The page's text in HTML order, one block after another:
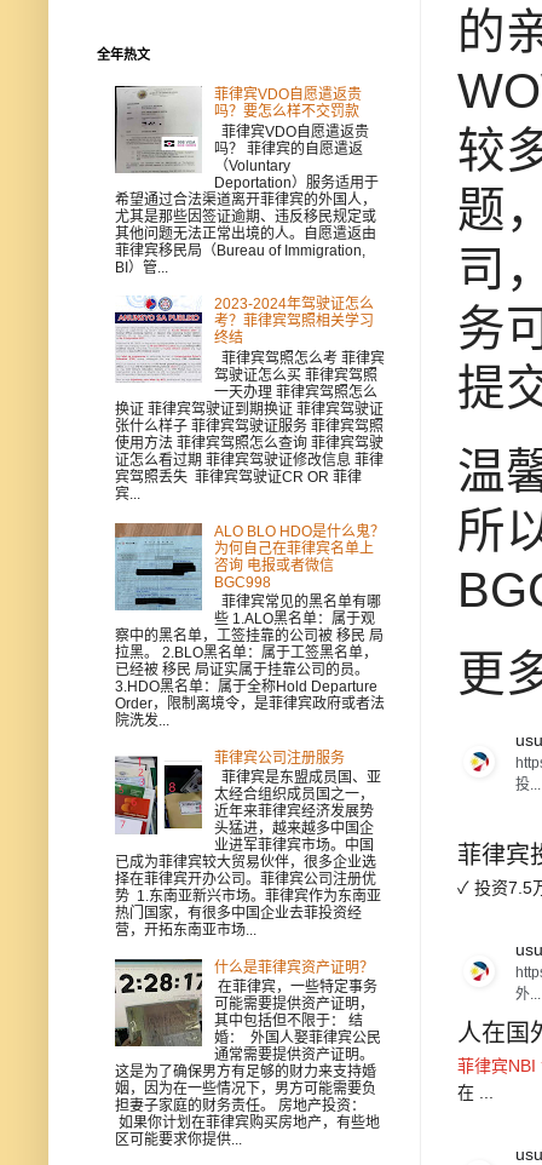
的
较
题
司
务
提
温
所
更
菲律宾
投...
✓ 投资7.5
人在国
外...
菲律宾NBI
在 ...
全年热文
菲律宾VDO自愿遣返贵
吗？要怎么样不交罚款
菲律宾VDO自愿遣返贵
吗？ 菲律宾的自愿遣返
（Voluntary
Deportation）服务适用于
希望通过合法渠道离开菲律宾的外国人，
尤其是那些因签证逾期、违反移民规定或
其他问题无法正常出境的人。自愿遣返由
菲律宾移民局（Bureau of Immigration,
BI）管...
2023-2024年驾驶证怎么
考？菲律宾驾照相关学习
终结
菲律宾驾照怎么考 菲律宾
驾驶证怎么买 菲律宾驾照
一天办理 菲律宾驾照怎么
换证 菲律宾驾驶证到期换证 菲律宾驾驶证
张什么样子 菲律宾驾驶证服务 菲律宾驾照
使用方法 菲律宾驾照怎么查询 菲律宾驾驶
证怎么看过期 菲律宾驾驶证修改信息 菲律
宾驾照丢失 菲律宾驾驶证CR OR 菲律
宾...
ALO BLO HDO是什么鬼？
为何自己在菲律宾名单上
咨询 电报或者微信
BGC998
菲律宾常见的黑名单有哪
些 1.ALO黑名单：属于观
察中的黑名单，工签挂靠的公司被 移民 局
拉黑。 2.BLO黑名单：属于工签黑名单，
已经被 移民 局证实属于挂靠公司的员。
3.HDO黑名单：属于全称Hold Departure
Order，限制离境令，是菲律宾政府或者法
院洗发...
菲律宾公司注册服务
菲律宾是东盟成员国、亚
太经合组织成员国之一，
近年来菲律宾经济发展势
头猛进，越来越多中国企
业进军菲律宾市场。中国
已成为菲律宾较大贸易伙伴，很多企业选
择在菲律宾开办公司。菲律宾公司注册优
势 1.东南亚新兴市场。菲律宾作为东南亚
热门国家，有很多中国企业去菲投资经
营，开拓东南亚市场...
什么是菲律宾资产证明？
在菲律宾，一些特定事务
可能需要提供资产证明，
其中包括但不限于： 结
婚： 外国人娶菲律宾公民
通常需要提供资产证明。
这是为了确保男方有足够的财力来支持婚
姻，因为在一些情况下，男方可能需要负
担妻子家庭的财务责任。 房地产投资：
如果你计划在菲律宾购买房地产，有些地
区可能要求你提供...